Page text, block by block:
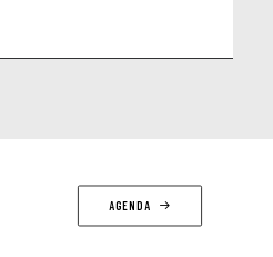
AGENDA